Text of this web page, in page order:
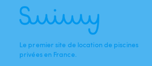
Le premier site de location de piscines
privées en France.